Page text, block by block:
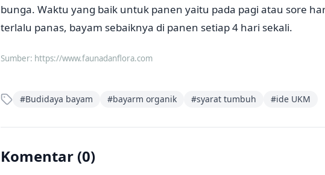
bunga. Waktu yang baik untuk panen yaitu pada pagi atau sore
terlalu panas, bayam sebaiknya di panen setiap 4 hari sekali.
Sumber: https://www.faunadanflora.com
#Budidaya bayam #bayarm organik #syarat tumbuh #ide UKM
Komentar (0)